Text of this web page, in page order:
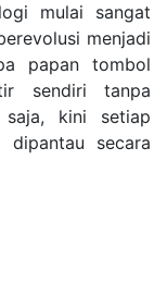
mulai sangat
menjadi
papan tombol
sendiri tanpa
kini setiap
secara